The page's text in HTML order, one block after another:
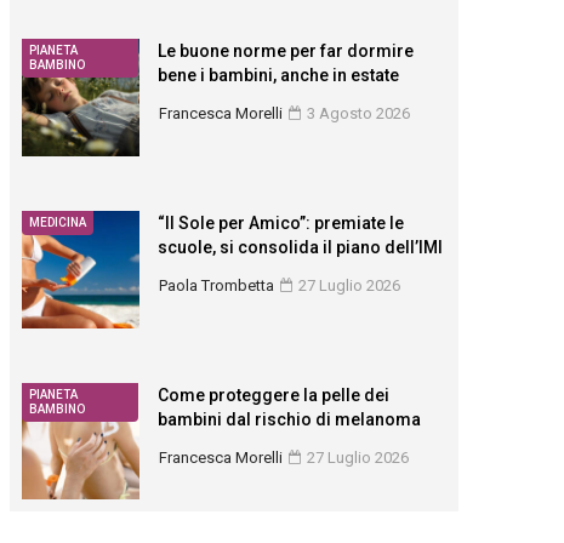
PIANETA
BAMBINO
Le buone norme per far dormire
bene i bambini, anche in estate
Francesca Morelli 3 Agosto 2026
MEDICINA
“Il Sole per Amico”: premiate le
scuole, si consolida il piano dell’IMI
Paola Trombetta 27 Luglio 2026
PIANETA
BAMBINO
Come proteggere la pelle dei
bambini dal rischio di melanoma
Francesca Morelli 27 Luglio 2026